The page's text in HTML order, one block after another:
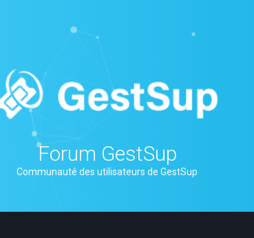
Forum GestSup
Communauté des utilisateurs de GestSup